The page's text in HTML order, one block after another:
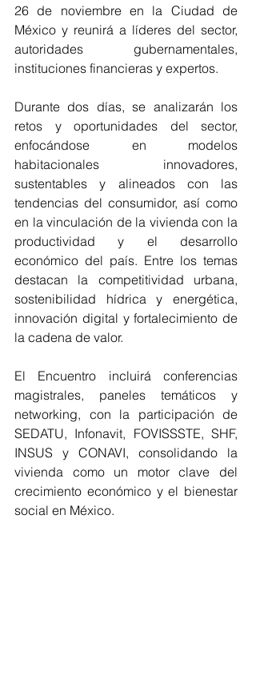
26 de noviembre en la Ciudad de
México y reunirá a líderes del sector,
autoridades gubernamentales,
instituciones financieras y expertos.
Durante dos días, se analizarán los
retos y oportunidades del sector,
enfocándose en modelos
habitacionales innovadores,
sustentables y alineados con las
tendencias del consumidor, así como
en la vinculación de la vivienda con la
productividad y el desarrollo
económico del país. Entre los temas
destacan la competitividad urbana,
sostenibilidad hídrica y energética,
innovación digital y fortalecimiento de
la cadena de valor.
El Encuentro incluirá conferencias
magistrales, paneles temáticos y
networking, con la participación de
SEDATU, Infonavit, FOVISSSTE, SHF,
INSUS y CONAVI, consolidando la
vivienda como un motor clave del
crecimiento económico y el bienestar
social en México.